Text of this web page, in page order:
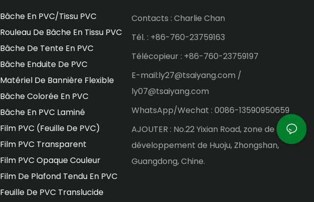
Bâche En PVC/tissu PVC
Rouleau De Bâche En Tissu PVC
Bâche De Tente En PVC
Bâche Enduite De PVC
Matériel De Bannière Flexible
Bâche Colorée En PVC
Bâche En PVC Laminé
Film PVC (feuille De PVC)
Film PVC Transparent
Film PVC Opaque Couleur
Film De Plafond Tendu En PVC
Feuille De PVC Translucide
Contacts : Charlie Chan
Tél. : +86-760-23759163
Télécopieur : +86-760-23759197
E-mail:ly27@tsaiyang.com /
ly07@tsaiyang.com
WhatsApp/Wechat : 0086-13590950659
AJOUTER : No.22 Yixian Road, zone de
développement de Huoju, Zhongshan,
Guangdong, Chine.